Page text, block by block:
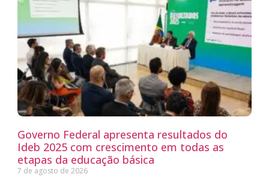
Governo Federal apresenta resultados do
Ideb 2025 com crescimento em todas as
etapas da educação básica
7 de agosto de 2026